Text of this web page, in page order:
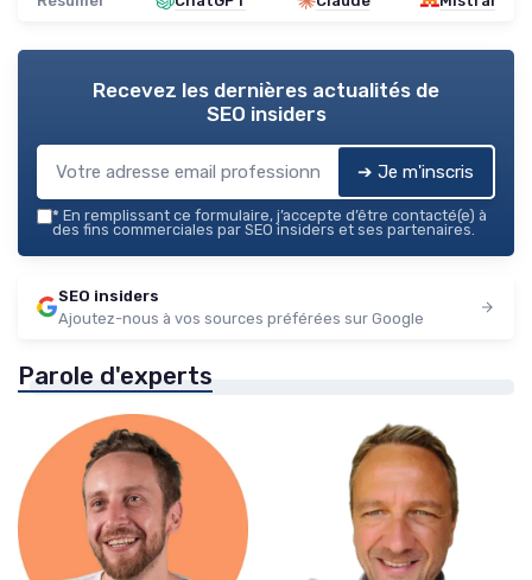
Recevez les dernières actualités de
SEO insiders
➔ Je m'inscris
* En remplissant ce formulaire, j’accepte d’être contacté(e) à
des fins commerciales par SEO insiders et ses partenaires.
SEO insiders
Ajoutez-nous à vos sources préférées sur Google
Parole d'experts